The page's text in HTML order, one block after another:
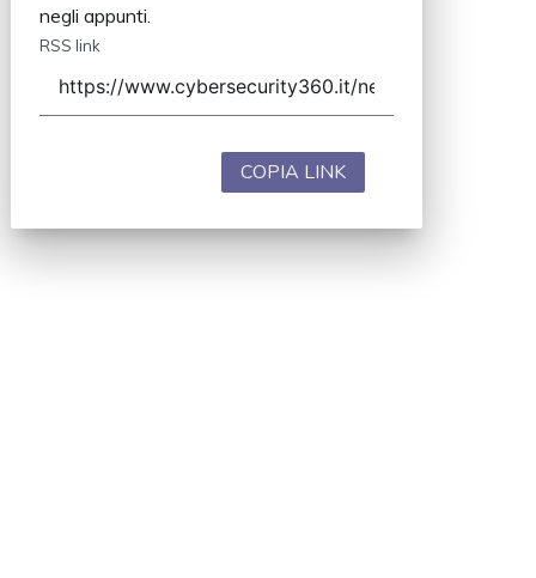
negli appunti.
RSS link
COPIA LINK